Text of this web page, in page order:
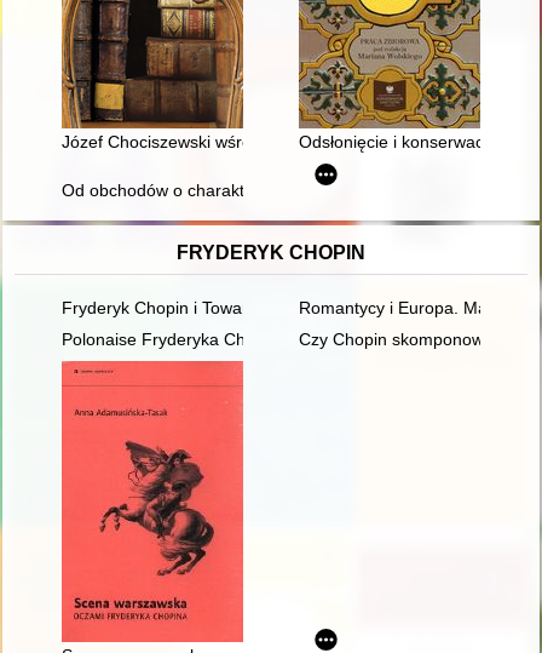
Józef Chociszewski wśród współczesnych sobie wydawców i
Odsłonięcie i konserwacja
Od obchodów o charakterze wojskowym do prezentacji
FRYDERYK CHOPIN
Fryderyk Chopin i Towarzystwo Politechniczne Polskie w
Romantycy i Europa.
Polonaise Fryderyka Chopina. Zagadka inicjalnej figury
Czy Chopin skomponował